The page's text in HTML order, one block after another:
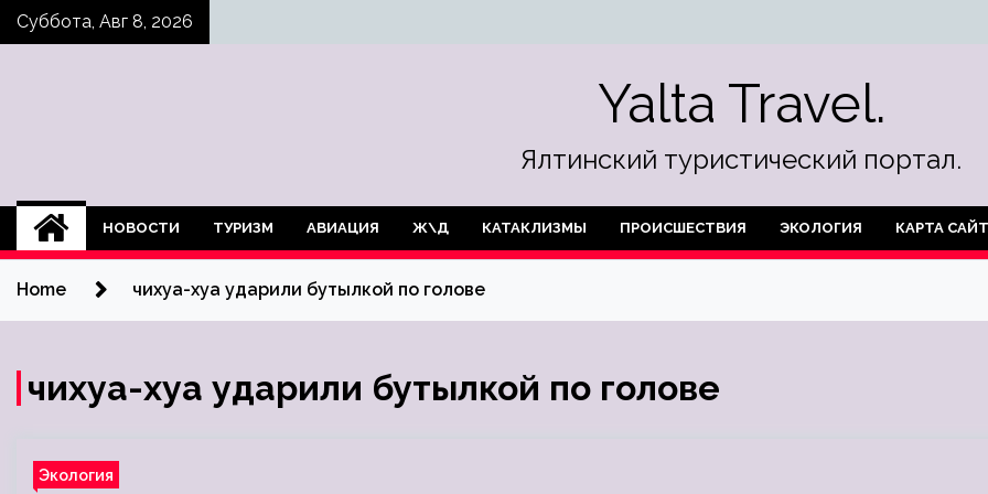
SkipСуббота, Авг 8, 2026
Yalta Travel.
Ялтинский туристический портал.
НОВОСТИ ТУРИЗМ АВИАЦИЯ Ж\Д КАТАКЛИЗМЫ ПРОИСШЕСТВИЯ ЭКОЛОГИЯ КАРТА
Home чихуа-хуа ударили бутылкой по голове
чихуа-хуа ударили бутылкой по голове
Экология